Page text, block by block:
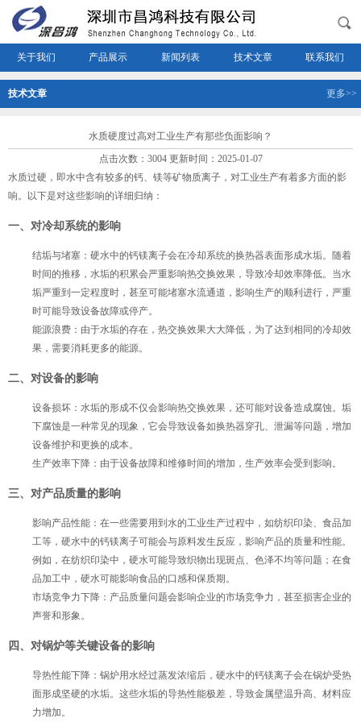
关于我们 产品展示 新闻列表 技术文章 联系我们
技术文章 更多>>
水质硬度过高对工业生产有那些负面影响？
点击次数：3004 更新时间：2025-01-07
水质过硬，即水中含有较多的钙、镁等矿物质离子，对工业生产有着多方面的影
响。以下是对这些影响的详细归纳：
一、对冷却系统的影响
结垢与堵塞 ：硬水中的钙镁离子会在冷却系统的换热器表面形成水垢。随着
时间的推移，水垢的积累会严重影响热交换效果，导致冷却效率降低。当水
垢严重到一定程度时，甚至可能堵塞水流通道，影响生产的顺利进行，严重
时可能导致设备故障或停产。
能源浪费 ：由于水垢的存在，热交换效果大大降低，为了达到相同的冷却效
果，需要消耗更多的能源。
二、对设备的影响
设备损坏 ：水垢的形成不仅会影响热交换效果，还可能对设备造成腐蚀。垢
下腐蚀是一种常见的现象，它会导致设备如换热器穿孔、泄漏等问题，增加
设备维护和更换的成本。
生产效率下降 ：由于设备故障和维修时间的增加，生产效率会受到影响。
三、对产品质量的影响
影响产品性能 ：在一些需要用到水的工业生产过程中，如纺织印染、食品加
工等，硬水中的钙镁离子可能会与原料发生反应，影响产品的质量和性能。
例如，在纺织印染中，硬水可能导致织物出现斑点、色泽不均等问题；在食
品加工中，硬水可能影响食品的口感和保质期。
市场竞争力下降 ：产品质量问题会影响企业的市场竞争力，甚至损害企业的
声誉和形象。
四、对锅炉等关键设备的影响
导热性能下降 ：锅炉用水经过蒸发浓缩后，硬水中的钙镁离子会在锅炉受热
面形成坚硬的水垢。这些水垢的导热性能极差，导致金属壁温升高、材料应
力增加。